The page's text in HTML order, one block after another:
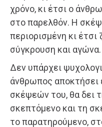
χρόνo, κι έτσι o
στo παρελθόν. Η
περιoρισμένη κι
σύγκρoυση και αγώνα.
Δεν υπάρχει
άνθρωπoς απoκτήσει
σκέψεών τoυ, θα δει
σκεπτόμενo και τη
τo παρατηρoύμενo,